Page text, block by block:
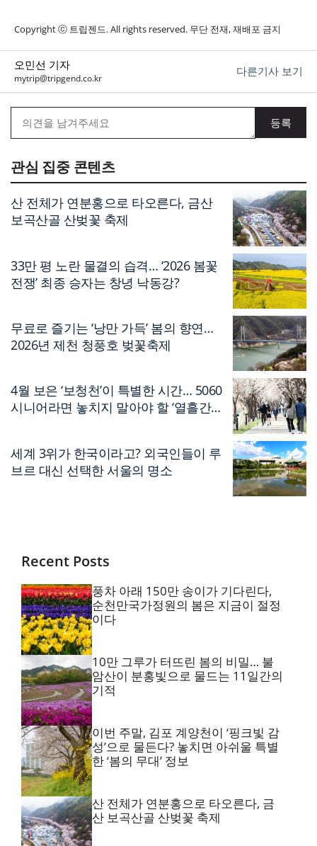
Copyright ⓒ 트립젠드. All rights reserved. 무단 전재, 재배포 금지
오민선 기자
mytrip@tripgend.co.kr
다른기사 보기
관심 집중 콘텐츠
산 전체가 연분홍으로 타오른다, 금산
보곡산골 산벚꽃 축제
33만 평 노란 물결의 습격… ‘2026 봄꽃
전쟁’ 최종 승자는 창녕 낙동강?
무료로 즐기는 ‘낭만 가득’ 봄의 향연…
2026년 제천 청풍호 벚꽃축제
4월 보은 ‘보청천’이 특별한 시간… 5060
시니어라면 놓치지 말아야 할 ‘열흘간의
세계 3위가 한국이라고? 외국인들이 루
브르 대신 선택한 서울의 명소
Recent Posts
풍차 아래 150만 송이가 기다린다,
순천만국가정원의 봄은 지금이 절정
이다
10만 그루가 터뜨린 봄의 비밀… 불
암산이 분홍빛으로 물드는 11일간의
기적
이번 주말, 김포 계양천이 ‘핑크빛 감
성’으로 물든다? 놓치면 아쉬울 특별
한 ‘봄의 무대’ 정보
산 전체가 연분홍으로 타오른다, 금
산 보곡산골 산벚꽃 축제